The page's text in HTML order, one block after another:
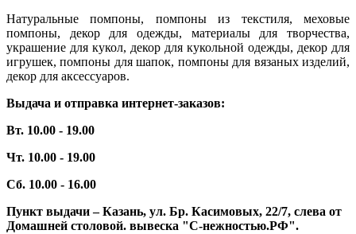
Натуральные помпоны, помпоны из текстиля, меховые
помпоны, декор для одежды, материалы для творчества,
украшение для кукол, декор для кукольной одежды, декор для
игрушек, помпоны для шапок, помпоны для вязаных изделий,
декор для аксессуаров.
Выдача и отправка интернет-заказов:
Вт. 10.00 - 19.00
Чт. 10.00 - 19.00
Сб. 10.00 - 16.00
Пункт выдачи – Казань, ул. Бр. Касимовых, 22/7, слева от
Домашней столовой. вывеска "С-нежностью.РФ".